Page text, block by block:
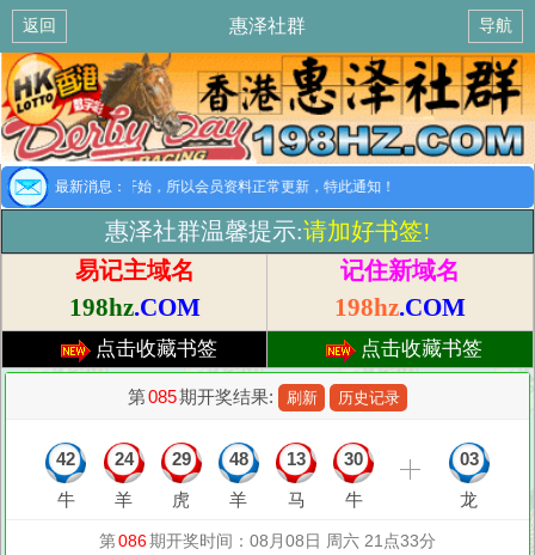
返回 惠泽社群 导航
最新消息：
示：8月1日开始，所以会员资料正常更新，特此通知！
惠泽社群温馨提示:请加好书签!
易记主域名
198hz.COM
记住新域名
198hz.COM
点击收藏书签 点击收藏书签